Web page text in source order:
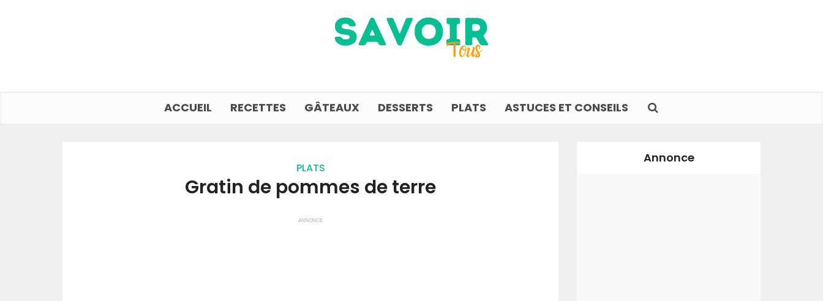
ACCUEIL RECETTES GÂTEAUX DESSERTS PLATS ASTUCES ET CONSEILS
PLATS
Gratin de pommes de terre
ANNONCE
Annonce